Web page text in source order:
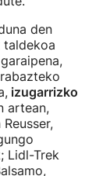
den
taldekoa
izugarrizko
artean,
Lidl-Trek